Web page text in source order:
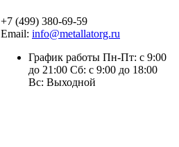
+7 (499) 380-69-59
Email: info@metallatorg.ru
График работы Пн-Пт: с 9:00
до 21:00 Сб: с 9:00 до 18:00
Вс: Выходной